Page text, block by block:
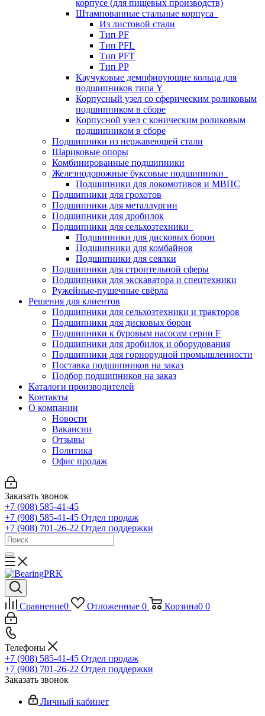
корпусе (для пищевых производств)
Штампованные стальные корпуса
Из листовой стали
Тип PF
Тип PFL
Тип PFT
Тип PP
Каучуковые демпфирующие кольца для
подшипников типа Y
Корпусный узел со сферическим роликовым
подшипником в сборе
Корпусной узел с коническим роликовым
подшипником в сборе
Подшипники из нержавеющей стали
Шариковые опоры
Комбинированные подшипники
Железнодорожные буксовые подшипники
Подшипники для локомотивов и МВПС
Подшипники для грохотов
Подшипники для металлургии
Подшипники для дробилок
Подшипники для сельхозтехники
Подшипники для дисковых борон
Подшипники для комбайнов
Подшипники для сеялки
Подшипники для строительной сферы
Подшипники для экскаватора и спецтехники
Ружейные-пушечные свёрла
Решения для клиентов
Подшипники для сельхозтехники и тракторов
Подшипники для дисковых борон
Подшипники к буровым насосам серии F
Подшипники для дробилок и оборудования
Подшипники для горнорудной промышленности
Поставка подшипников на заказ
Подбор подшипников на заказ
Каталоги производителей
Контакты
О компании
Новости
Вакансии
Отзывы
Политика
Офис продаж
Заказать звонок
+7 (908) 585-41-45
+7 (908) 585-41-45 Отдел продаж
+7 (908) 701-26-22 Отдел поддержки
Сравнение0 Отложенные 0 Корзина0 0
Телефоны
+7 (908) 585-41-45 Отдел продаж
+7 (908) 701-26-22 Отдел поддержки
Заказать звонок
Личный кабинет